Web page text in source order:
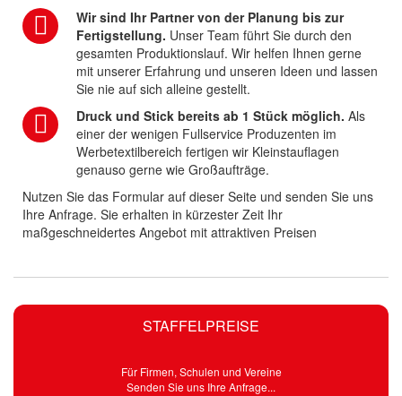
STAFFELPREISE
Für Firmen, Schulen und Vereine
Senden Sie uns Ihre Anfrage...
Wir sind Ihr Partner von der Planung bis zur
Fertigstellung. Unser Team führt Sie durch den
gesamten Produktionslauf. Wir helfen Ihnen gerne
mit unserer Erfahrung und unseren Ideen und lassen
Sie nie auf sich alleine gestellt.
Druck und Stick bereits ab 1 Stück möglich. Als
einer der wenigen Fullservice Produzenten im
Werbetextilbereich fertigen wir Kleinstauflagen
genauso gerne wie Großaufträge.
Nutzen Sie das Formular auf dieser Seite und senden Sie uns
Ihre Anfrage. Sie erhalten in kürzester Zeit Ihr
maßgeschneidertes Angebot mit attraktiven Preisen